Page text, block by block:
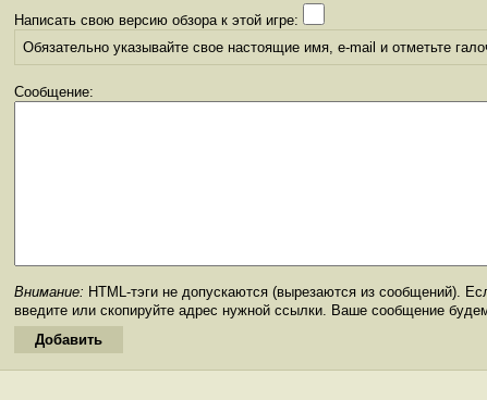
Написать свою версию обзора к этой игре:
Обязательно указывайте свое настоящие имя, e-mail и отметьте
Сообщение:
Внимание: HTML-тэги не допускаются (вырезаются из сообщений).
введите или скопируйте адрес нужной ссылки. Ваше сообщение